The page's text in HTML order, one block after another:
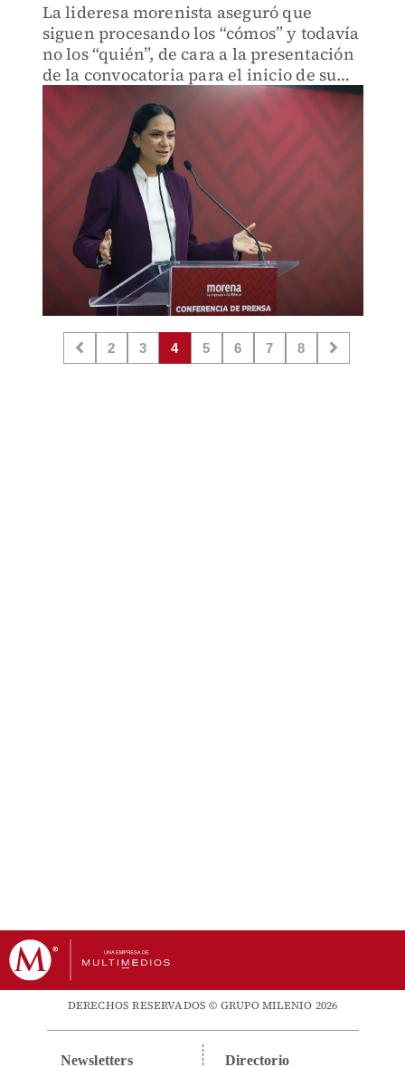
La lideresa morenista aseguró que
siguen procesando los “cómos” y todavía
no los “quién”, de cara a la presentación
de la convocatoria para el inicio de su
proceso interno rumbo a 2027.
2 3 4 5 6 7 8
DERECHOS RESERVADOS © GRUPO MILENIO 2026
Newsletters Directorio